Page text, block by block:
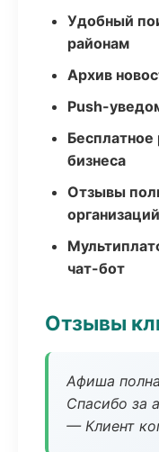
Удобный
районам
Архив
Push-
бизнеса
Отзывы
организаций
чат-бот
Отзывы
Афиша
Спасибо за
— Клиент